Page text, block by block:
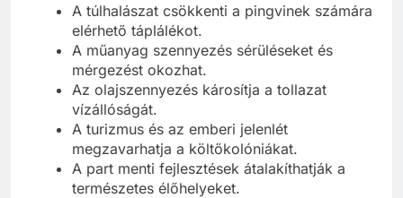
A túlhalászat csökkenti a pingvinek számára
elérhető táplálékot.
A műanyag szennyezés sérüléseket és
mérgezést okozhat.
Az olajszennyezés károsítja a tollazat
vízállóságát.
A turizmus és az emberi jelenlét
megzavarhatja a költőkolóniákat.
A part menti fejlesztések átalakíthatják a
természetes élőhelyeket.